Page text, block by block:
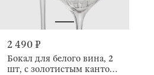
2 490 ₽
Бокал для белого вина, 2
шт, с золотистым кантом,